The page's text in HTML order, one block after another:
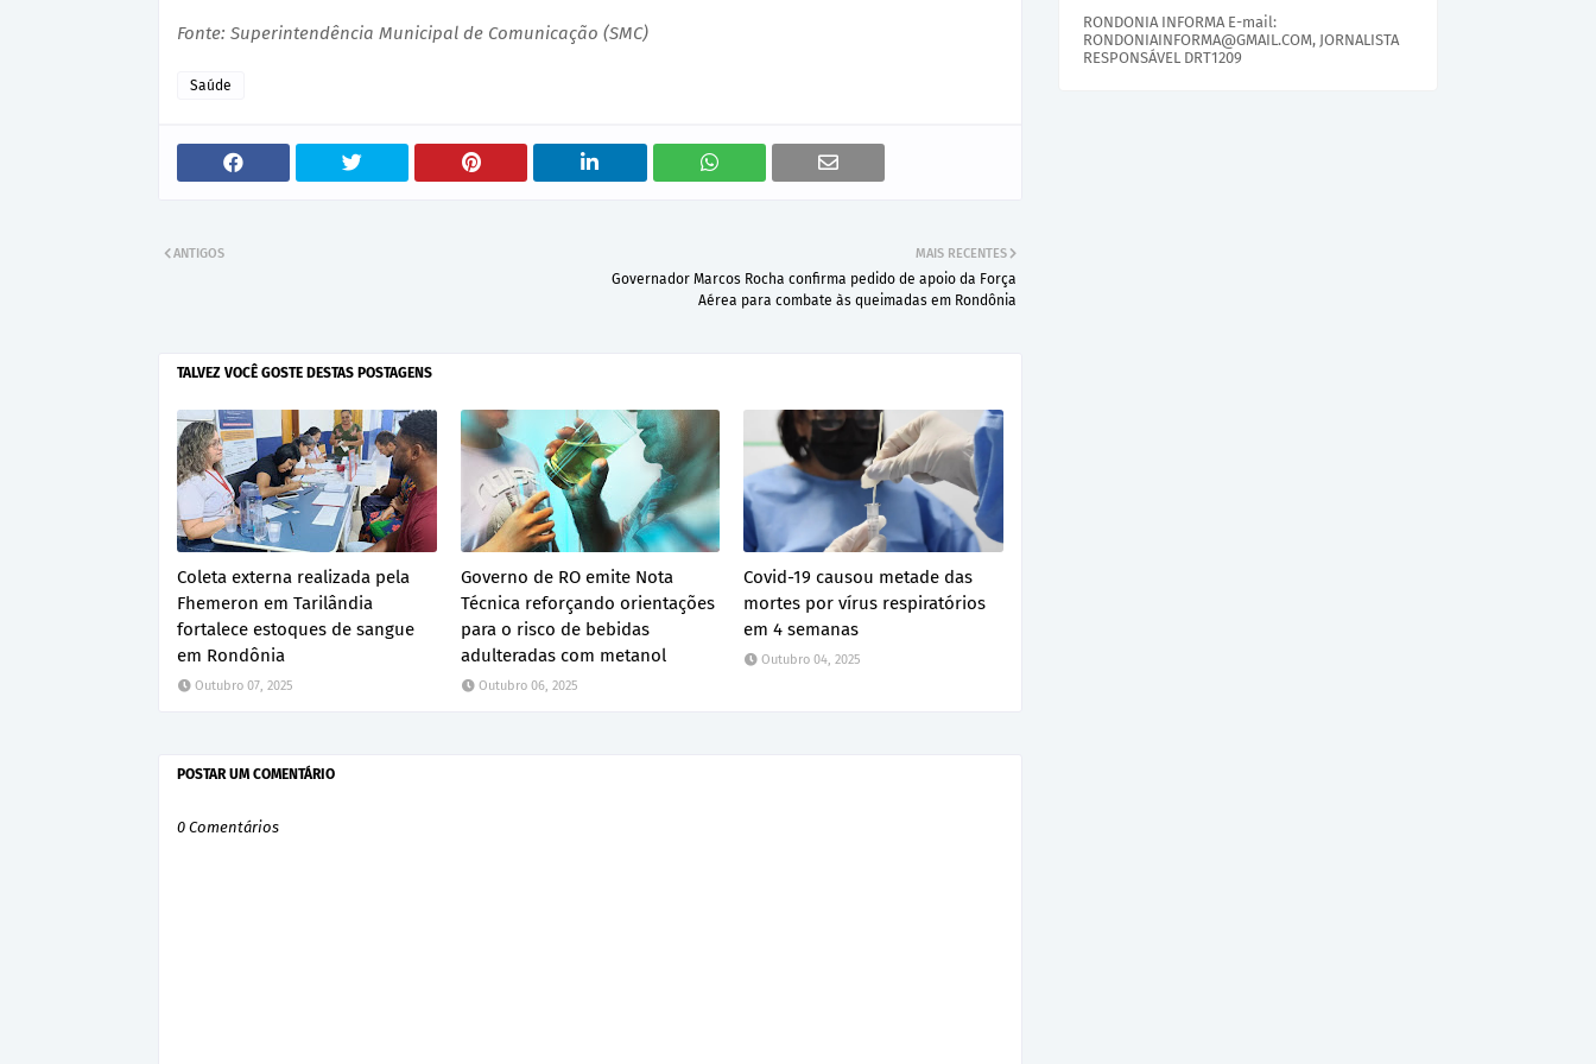
Fonte: Superintendência Municipal de Comunicação (SMC)
Saúde
MAIS RECENTES
Governador Marcos Rocha confirma pedido de apoio da Força
Aérea para combate às queimadas em Rondônia
ANTIGOS
TALVEZ VOCÊ GOSTE DESTAS POSTAGENS
Coleta externa realizada pela
Fhemeron em Tarilândia
fortalece estoques de sangue
em Rondônia
Outubro 07, 2025
Governo de RO emite Nota
Técnica reforçando orientações
para o risco de bebidas
adulteradas com metanol
Outubro 06, 2025
Covid-19 causou metade das
mortes por vírus respiratórios
em 4 semanas
Outubro 04, 2025
POSTAR UM COMENTÁRIO
0 Comentários
RONDONIA INFORMA E-mail:
RONDONIAINFORMA@GMAIL.COM, JORNALISTA
RESPONSÁVEL DRT1209